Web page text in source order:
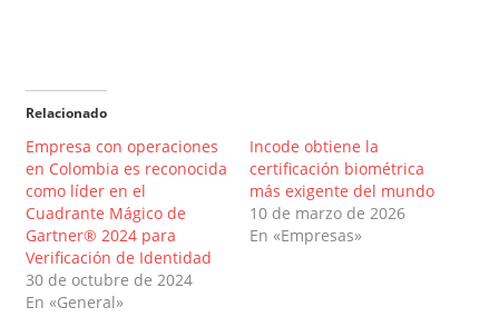
Relacionado
Empresa con operaciones
en Colombia es reconocida
como líder en el
Cuadrante Mágico de
Gartner® 2024 para
Verificación de Identidad
30 de octubre de 2024
En «General»
Incode obtiene la
certificación biométrica
más exigente del mundo
10 de marzo de 2026
En «Empresas»